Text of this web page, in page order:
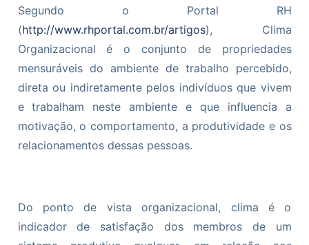
Segundo o Portal RH
(http://www.rhportal.com.br/artigos), Clima
Organizacional é o conjunto de propriedades
mensuráveis do ambiente de trabalho percebido,
direta ou indiretamente pelos indivíduos que vivem
e trabalham neste ambiente e que influencia a
motivação, o comportamento, a produtividade e os
relacionamentos dessas pessoas.
Do ponto de vista organizacional, clima é o
indicador de satisfação dos membros de um